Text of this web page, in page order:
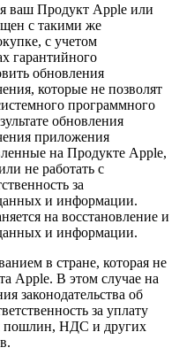
ваш Продукт Apple или
с такими же
с учетом
гарантийного
обновления
которые не позволят
программного
обновления
приложения
на Продукте Apple,
не работать с
за
и информации.
на восстановление и
и информации.
в стране, которая не
Apple. В этом случае на
законодательства об
за уплату
пошлин, НДС и других